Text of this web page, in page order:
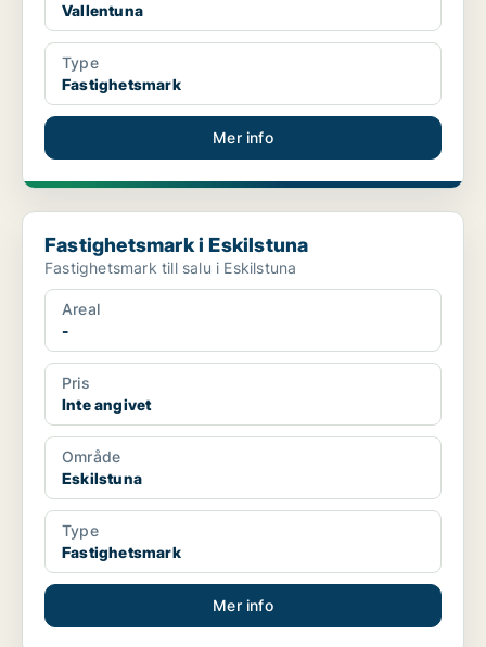
Vallentuna
Type
Fastighetsmark
Mer info
Fastighetsmark i Eskilstuna
Fastighetsmark i Eskilstuna
Fastighetsmark till salu i Eskilstuna
Areal
-
Pris
Inte angivet
Område
Eskilstuna
Type
Fastighetsmark
Mer info